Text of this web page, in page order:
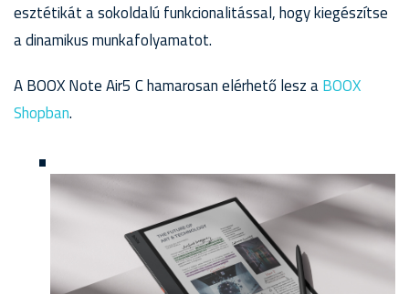
esztétikát a sokoldalú funkcionalitással, hogy kiegészítse
a dinamikus munkafolyamatot.
A BOOX Note Air5 C hamarosan elérhető lesz aBOOX
Shopban.